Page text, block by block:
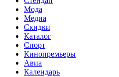
Мода
Медиа
Скидки
Каталог
Спорт
Кинопремьеры
Авиа
Календарь